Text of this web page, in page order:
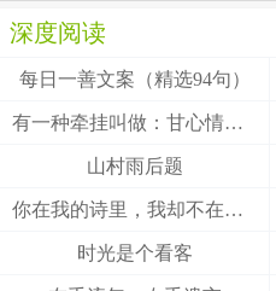
深度阅读
每日一善文案（精选94句）
有一种牵挂叫做：甘心情愿！
山村雨后题
你在我的诗里，我却不在你的梦里
时光是个看客